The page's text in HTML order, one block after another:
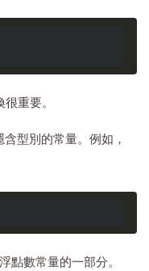
重要。
型別的常量。例如，
點數常量的一部分。